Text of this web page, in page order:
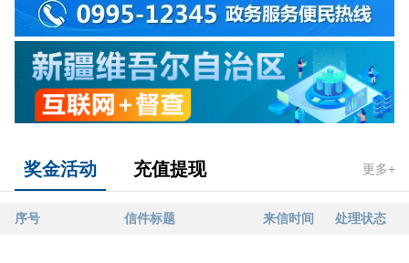
奖金活动 充值提现 更多+
序号 信件标题 来信时间 处理状态